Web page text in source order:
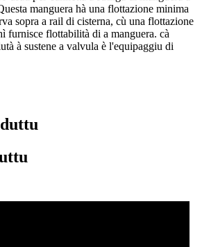
manguera hà una flottazione minima
sopra a rail di cisterna, cù una flottazione
furnisce flottabilità di a manguera. cà
à sustene a valvula è l'equipaggiu di